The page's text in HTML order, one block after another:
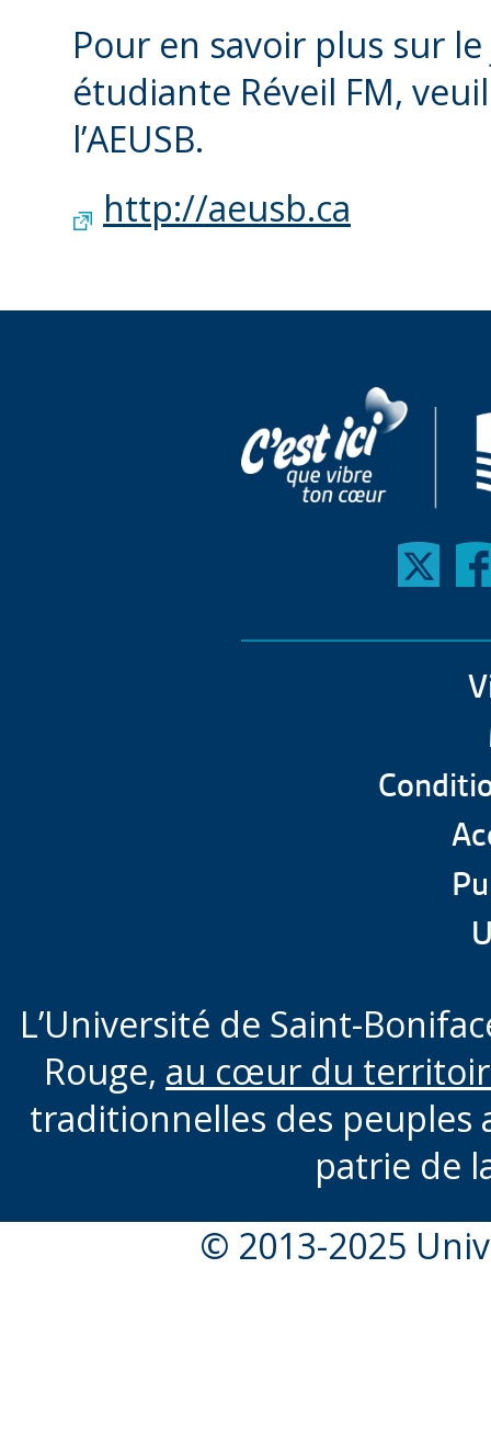
Pour en savoir plus sur
étudiante Réveil FM,
l’AEUSB.
http://aeusb.ca
L’Université de Saint-
Rouge, au cœur du
traditionnelles des peuples
patrie de
© 2013-2025